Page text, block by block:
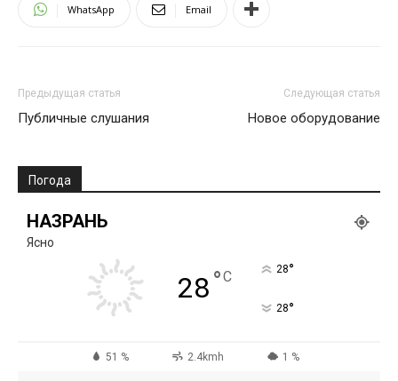
WhatsApp Email
Предыдущая статья
Публичные слушания
Следующая статья
Новое оборудование
Погода
НАЗРАНЬ
Ясно
28°C 28°
28°
51 % 2.4kmh 1 %